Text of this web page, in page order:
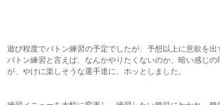
遊び程度でバトン練習の予定でしたが、予想以上に意欲を出
バトン練習と言えば、なんかやりたくないのか、暗い感じの
が、やけに楽しそうな選手達に、ホッとしました。